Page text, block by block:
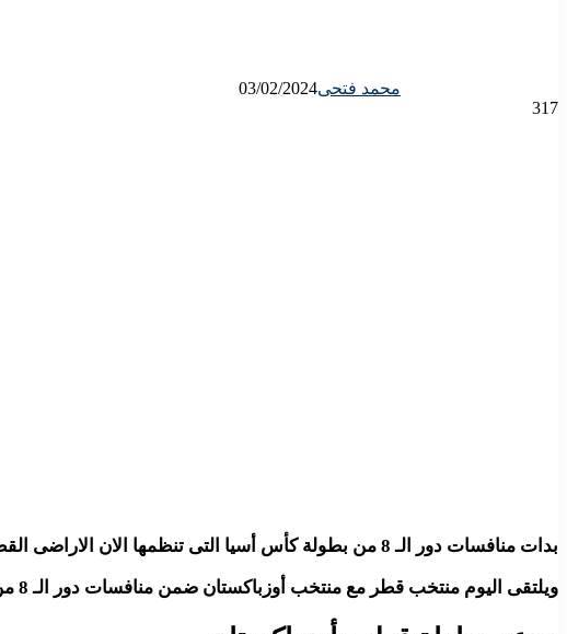
محمد فتحى03/02/2024
317
بدات منافسات دور الـ 8 من بطولة كأس أسيا التى تنظمها الان الاراضى القطرية.
ويلتقى اليوم منتخب قطر مع منتخب أوزباكستان ضمن منافسات دور الـ 8 من البطولة على أرضية ملعب استاد البيت.